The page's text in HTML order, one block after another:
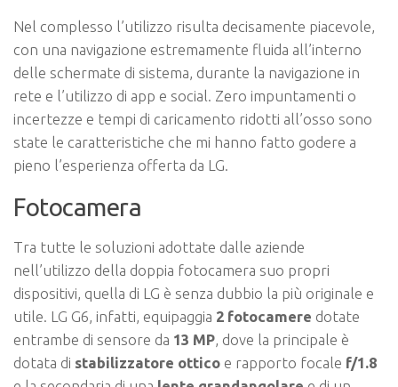
Nel complesso l’utilizzo risulta decisamente piacevole,
con una navigazione estremamente fluida all’interno
delle schermate di sistema, durante la navigazione in
rete e l’utilizzo di app e social. Zero impuntamenti o
incertezze e tempi di caricamento ridotti all’osso sono
state le caratteristiche che mi hanno fatto godere a
pieno l’esperienza offerta da LG.
Fotocamera
Tra tutte le soluzioni adottate dalle aziende
nell’utilizzo della doppia fotocamera suo propri
dispositivi, quella di LG è senza dubbio la più originale e
utile. LG G6, infatti, equipaggia 2 fotocamere dotate
entrambe di sensore da 13 MP, dove la principale è
dotata di stabilizzatore ottico e rapporto focale f/1.8